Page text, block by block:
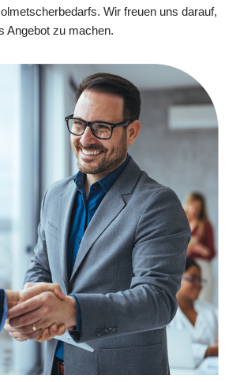
Wir freuen uns darauf,
Angebot zu machen.